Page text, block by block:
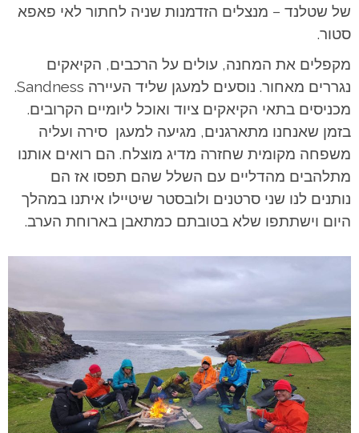
של שטלנד – מנצלים הזדמנות שניה לחתור לאי פאפא
סטור.
מקפלים את המחנה, עולים על הרכבים, הקיאקים
נגררים מאחור. נוסעים למעגן שליד העיירה Sandness.
מכניסים בתאי הקיאקים ציוד ואוכל ליומיים הקרובים.
בזמן שאנחנו מתארגנים, מגיעה למעגן סירה ועליה
משפחה מקומית שחזרה מדיג מוצלח. הם רואים אותנו
מתלהבים מהדליים עם השלל שהם תפסו אז הם
נותנים לנו שני סרטנים ולובסטר שיטיילו איתנו במהלך
היום וישתתפו שלא בטובתם כמתאבן בארוחת הערב.